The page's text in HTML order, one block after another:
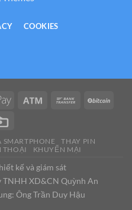
COOKIES
SMARTPHONE
THAY PIN
THOẠI
KHUYẾN MẠI
kế và giám sát
TNHH XD&CN Quỳnh An
Ông Trần Duy Hậu